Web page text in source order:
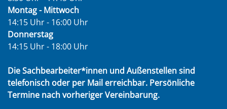
Montag - Mittwoch
14:15 Uhr - 16:00 Uhr
Donnerstag
14:15 Uhr - 18:00 Uhr
Die Sachbearbeiter*innen und Außenstellen sind
telefonisch oder per Mail erreichbar. Persönliche
Termine nach vorheriger Vereinbarung.